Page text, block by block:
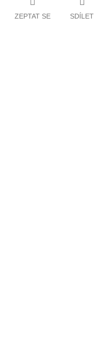
ZEPTAT SE SDÍLET